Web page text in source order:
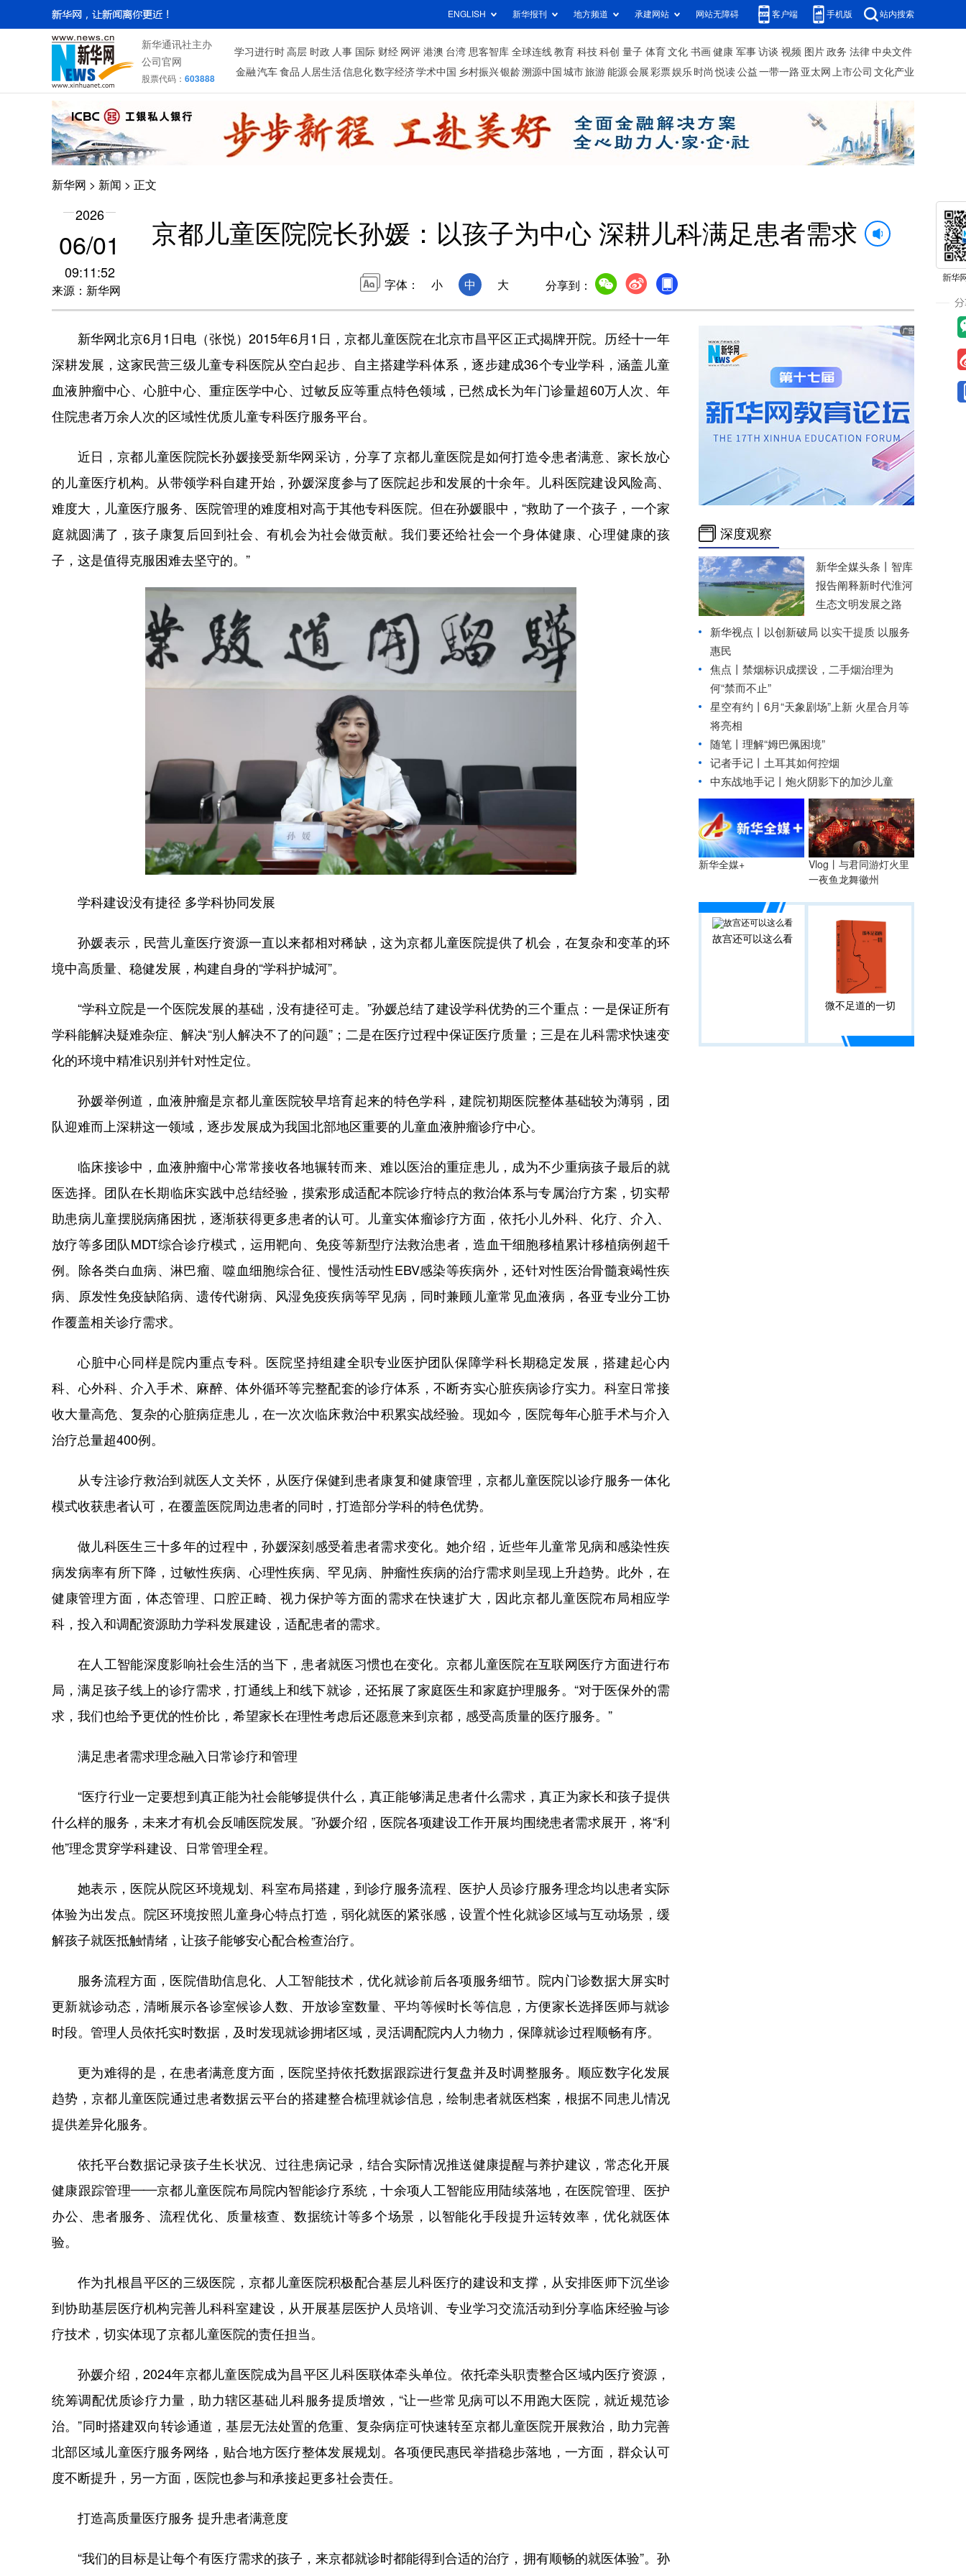
ENGLISH 新华报刊 地方频道 承建网站 网站无障碍 客户端 手机版 站内搜索
新华通讯社主办
公司官网
股票代码： 603888
学习进行时 高层 时政 人事 国际 财经 网评 港澳 台湾 思客智库 全球连线 教育 科技 科创 量子 体育 文化 书画 健康 军事 访谈 视频 图片 政务 法律 中央文件
金融 汽车 食品 人居生活信息化数字经济学术中国 乡村振兴银龄溯源中国 城市旅游 能源 会展 彩票娱乐 时尚 悦读 公益 一带一路 亚太网 上市公司 文化产业
新华网 > 新闻 > 正文
2026
06/01
09:11:52
来源：新华网
京都儿童医院院长孙媛：以孩子为中心 深耕儿科满足患者需求
字体： 小 中 大 分享到：
新华网北京6月1日电（张悦）2015年6月1日，京都儿童医院在北京市昌平区正式揭牌开院。历经十一年
深耕发展，这家民营三级儿童专科医院从空白起步、自主搭建学科体系，逐步建成36个专业学科，涵盖儿童
血液肿瘤中心、心脏中心、重症医学中心、过敏反应等重点特色领域，已然成长为年门诊量超60万人次、年
住院患者万余人次的区域性优质儿童专科医疗服务平台。
近日，京都儿童医院院长孙媛接受新华网采访，分享了京都儿童医院是如何打造令患者满意、家长放心
的儿童医疗机构。从带领学科自建开始，孙媛深度参与了医院起步和发展的十余年。儿科医院建设风险高、
难度大，儿童医疗服务、医院管理的难度相对高于其他专科医院。但在孙媛眼中，“救助了一个孩子，一个家
庭就圆满了，孩子康复后回到社会、有机会为社会做贡献。我们要还给社会一个身体健康、心理健康的孩
子，这是值得克服困难去坚守的。”
学科建设没有捷径 多学科协同发展
孙媛表示，民营儿童医疗资源一直以来都相对稀缺，这为京都儿童医院提供了机会，在复杂和变革的环
境中高质量、稳健发展，构建自身的“学科护城河”。
“学科立院是一个医院发展的基础，没有捷径可走。”孙媛总结了建设学科优势的三个重点：一是保证所有
学科能解决疑难杂症、解决“别人解决不了的问题”；二是在医疗过程中保证医疗质量；三是在儿科需求快速变
化的环境中精准识别并针对性定位。
孙媛举例道，血液肿瘤是京都儿童医院较早培育起来的特色学科，建院初期医院整体基础较为薄弱，团
队迎难而上深耕这一领域，逐步发展成为我国北部地区重要的儿童血液肿瘤诊疗中心。
临床接诊中，血液肿瘤中心常常接收各地辗转而来、难以医治的重症患儿，成为不少重病孩子最后的就
医选择。团队在长期临床实践中总结经验，摸索形成适配本院诊疗特点的救治体系与专属治疗方案，切实帮
助患病儿童摆脱病痛困扰，逐渐获得更多患者的认可。儿童实体瘤诊疗方面，依托小儿外科、化疗、介入、
放疗等多团队MDT综合诊疗模式，运用靶向、免疫等新型疗法救治患者，造血干细胞移植累计移植病例超千
例。除各类白血病、淋巴瘤、噬血细胞综合征、慢性活动性EBV感染等疾病外，还针对性医治骨髓衰竭性疾
病、原发性免疫缺陷病、遗传代谢病、风湿免疫疾病等罕见病，同时兼顾儿童常见血液病，各亚专业分工协
作覆盖相关诊疗需求。
心脏中心同样是院内重点专科。医院坚持组建全职专业医护团队保障学科长期稳定发展，搭建起心内
科、心外科、介入手术、麻醉、体外循环等完整配套的诊疗体系，不断夯实心脏疾病诊疗实力。科室日常接
收大量高危、复杂的心脏病症患儿，在一次次临床救治中积累实战经验。现如今，医院每年心脏手术与介入
治疗总量超400例。
从专注诊疗救治到就医人文关怀，从医疗保健到患者康复和健康管理，京都儿童医院以诊疗服务一体化
模式收获患者认可，在覆盖医院周边患者的同时，打造部分学科的特色优势。
做儿科医生三十多年的过程中，孙媛深刻感受着患者需求变化。她介绍，近些年儿童常见病和感染性疾
病发病率有所下降，过敏性疾病、心理性疾病、罕见病、肿瘤性疾病的治疗需求则呈现上升趋势。此外，在
健康管理方面，体态管理、口腔正畸、视力保护等方面的需求在快速扩大，因此京都儿童医院布局相应学
科，投入和调配资源助力学科发展建设，适配患者的需求。
在人工智能深度影响社会生活的当下，患者就医习惯也在变化。京都儿童医院在互联网医疗方面进行布
局，满足孩子线上的诊疗需求，打通线上和线下就诊，还拓展了家庭医生和家庭护理服务。“对于医保外的需
求，我们也给予更优的性价比，希望家长在理性考虑后还愿意来到京都，感受高质量的医疗服务。”
满足患者需求理念融入日常诊疗和管理
“医疗行业一定要想到真正能为社会能够提供什么，真正能够满足患者什么需求，真正为家长和孩子提供
什么样的服务，未来才有机会反哺医院发展。”孙媛介绍，医院各项建设工作开展均围绕患者需求展开，将“利
他”理念贯穿学科建设、日常管理全程。
她表示，医院从院区环境规划、科室布局搭建，到诊疗服务流程、医护人员诊疗服务理念均以患者实际
体验为出发点。院区环境按照儿童身心特点打造，弱化就医的紧张感，设置个性化就诊区域与互动场景，缓
解孩子就医抵触情绪，让孩子能够安心配合检查治疗。
服务流程方面，医院借助信息化、人工智能技术，优化就诊前后各项服务细节。院内门诊数据大屏实时
更新就诊动态，清晰展示各诊室候诊人数、开放诊室数量、平均等候时长等信息，方便家长选择医师与就诊
时段。管理人员依托实时数据，及时发现就诊拥堵区域，灵活调配院内人力物力，保障就诊过程顺畅有序。
更为难得的是，在患者满意度方面，医院坚持依托数据跟踪进行复盘并及时调整服务。顺应数字化发展
趋势，京都儿童医院通过患者数据云平台的搭建整合梳理就诊信息，绘制患者就医档案，根据不同患儿情况
提供差异化服务。
依托平台数据记录孩子生长状况、过往患病记录，结合实际情况推送健康提醒与养护建议，常态化开展
健康跟踪管理——京都儿童医院布局院内智能诊疗系统，十余项人工智能应用陆续落地，在医院管理、医护
办公、患者服务、流程优化、质量核查、数据统计等多个场景，以智能化手段提升运转效率，优化就医体
验。
作为扎根昌平区的三级医院，京都儿童医院积极配合基层儿科医疗的建设和支撑，从安排医师下沉坐诊
到协助基层医疗机构完善儿科科室建设，从开展基层医护人员培训、专业学习交流活动到分享临床经验与诊
疗技术，切实体现了京都儿童医院的责任担当。
孙媛介绍，2024年京都儿童医院成为昌平区儿科医联体牵头单位。依托牵头职责整合区域内医疗资源，
统筹调配优质诊疗力量，助力辖区基础儿科服务提质增效，“让一些常见病可以不用跑大医院，就近规范诊
治。”同时搭建双向转诊通道，基层无法处置的危重、复杂病症可快速转至京都儿童医院开展救治，助力完善
北部区域儿童医疗服务网络，贴合地方医疗整体发展规划。各项便民惠民举措稳步落地，一方面，群众认可
度不断提升，另一方面，医院也参与和承接起更多社会责任。
打造高质量医疗服务 提升患者满意度
“我们的目标是让每个有医疗需求的孩子，来京都就诊时都能得到合适的治疗，拥有顺畅的就医体验”。孙
深度观察
新华全媒头条丨 智库
报告阐释新时代淮河
生态文明发展之路
新华视点丨
以创新破局 以实干提质 以服务
惠民
焦点丨禁烟标识成摆设，二手烟治理为
何“禁而不止”
星空有约丨 6月“天象剧场”上新 火星合月等
将亮相
随笔丨理解“姆巴佩困境”
记者手记丨土耳其如何控烟
中东战地手记丨炮火阴影下的加沙儿童
新华全媒+
Vlog丨与君同游灯火里
一夜鱼龙舞徽州
故宫还可以这么看
微不足道的一切